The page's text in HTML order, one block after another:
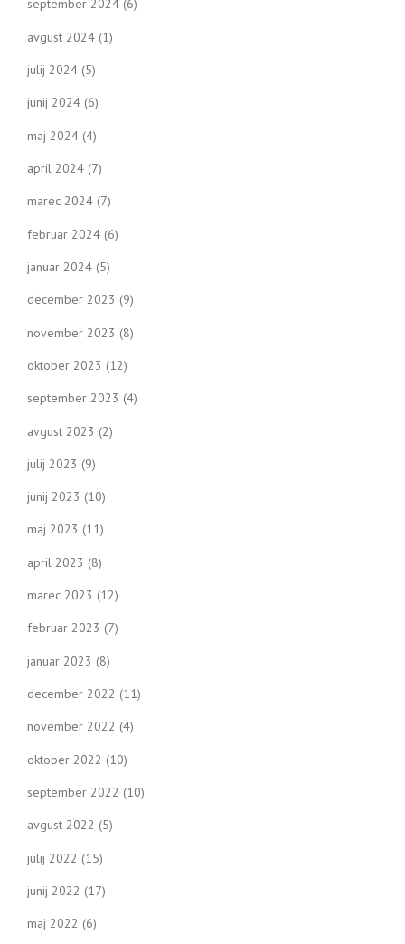
september 2024 (6)
avgust 2024 (1)
julij 2024 (5)
junij 2024 (6)
maj 2024 (4)
april 2024 (7)
marec 2024 (7)
februar 2024 (6)
januar 2024 (5)
december 2023 (9)
november 2023 (8)
oktober 2023 (12)
september 2023 (4)
avgust 2023 (2)
julij 2023 (9)
junij 2023 (10)
maj 2023 (11)
april 2023 (8)
marec 2023 (12)
februar 2023 (7)
januar 2023 (8)
december 2022 (11)
november 2022 (4)
oktober 2022 (10)
september 2022 (10)
avgust 2022 (5)
julij 2022 (15)
junij 2022 (17)
maj 2022 (6)